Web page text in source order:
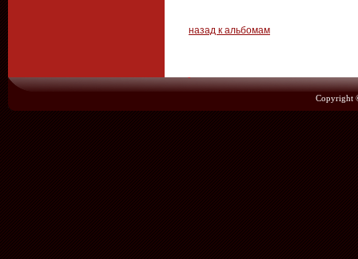
назад к альбомам
Copyright